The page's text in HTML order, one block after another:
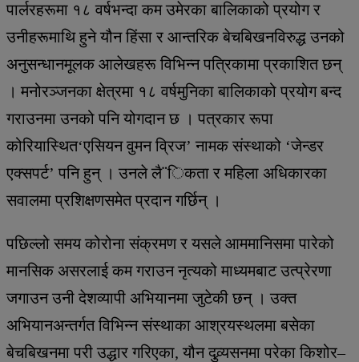
पार्लरहरूमा १८ वर्षभन्दा कम उमेरका बालिकाको प्रयोग र
उनीहरूमाथि हुने यौन हिंसा र आन्तरिक बेचबिखनविरुद्ध उनको
अनुसन्धानमूलक आलेखहरू विभिन्न पत्रिकामा प्रकाशित छन्
। मनोरञ्जनका क्षेत्रमा १८ वर्षमुनिका बालिकाको प्रयोग बन्द
गराउनमा उनको पनि योगदान छ । पत्रकार रूपा
कोरियास्थित‘एसियन वुमन व्रिज’ नामक संस्थाको ‘जेन्डर
एक्सपर्ट’ पनि हुन् । उनले लै¨िकता र महिला अधिकारका
सवालमा प्रशिक्षणसमेत प्रदान गर्छिन् ।
पछिल्लो समय कोरोना संक्रमण र यसले आममानिसमा पारेको
मानसिक असरलाई कम गराउन नृत्यको माध्यमबाट उत्प्रेरणा
जगाउन उनी देशव्यापी अभियानमा जुटेकी छन् । उक्त
अभियानअन्तर्गत विभिन्न संस्थाका आश्रयस्थलमा बसेका
बेचबिखनमा परी उद्धार गरिएका, यौन दुव्र्यसनमा परेका किशोर–